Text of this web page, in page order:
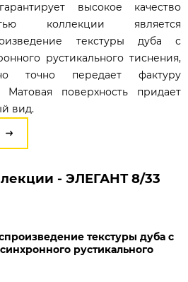
высокое качество
коллекции является
текстуры дуба с
рустикального тиснения,
точно передает фактуру
Матовая поверхность придает
вид.
- ЭЛЕГАНТ 8/33
текстуры дуба с
рустикального